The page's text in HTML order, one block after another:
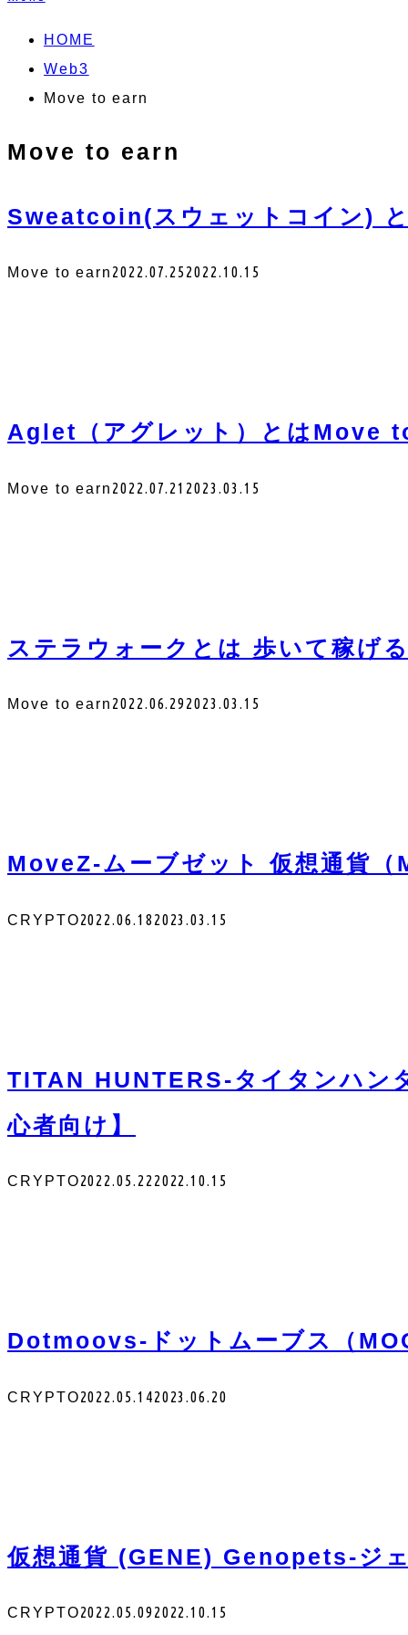
HOME
Web3
Move to earn
Move to earn
Sweatcoin(スウェットコイン)
Move to earn 2022.07.252022.10.15
Aglet（アグレット）とはMove
Move to earn 2022.07.21 2023.03.15
ステラウォークとは 歩いて稼げ
Move to earn 2022.06.292023.03.15
MoveZ-ムーブゼット 仮想通貨
CRYPTO2022.06.18 2023.03.15
TITAN HUNTERS-タイタンハン
心者向け】
CRYPTO2022.05.22 2022.10.15
Dotmoovs-ドットムーブス（
CRYPTO2022.05.142023.06.20
仮想通貨 (GENE) Genopets-ジ
CRYPTO2022.05.092022.10.15